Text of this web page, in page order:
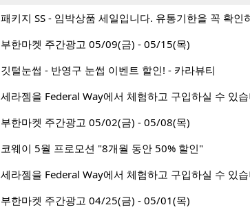
패키지 SS - 임박상품 세일입니다. 유통기한을 꼭 확인
부한마켓 주간광고 05/09(금) - 05/15(목)
깃털눈썹 - 반영구 눈썹 이벤트 할인! - 카라뷰티
세라젬을 Federal Way에서 체험하고 구입하실 수 있
부한마켓 주간광고 05/02(금) - 05/08(목)
코웨이 5월 프로모션 "8개월 동안 50% 할인"
세라젬을 Federal Way에서 체험하고 구입하실 수 있
부한마켓 주간광고 04/25(금) - 05/01(목)